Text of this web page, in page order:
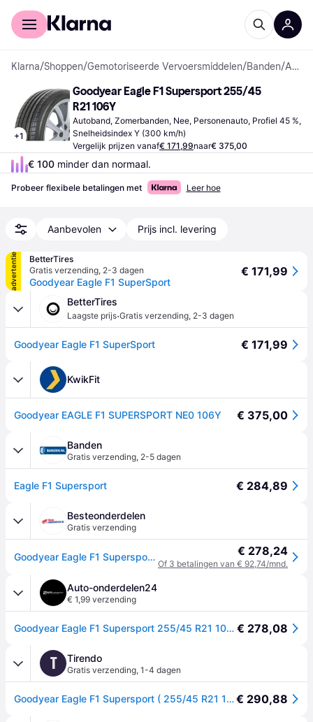
Voor shoppers
Klarna/Shoppen/Gemotoriseerde Vervoersmiddelen/Banden/ Autobanden
+1
Goodyear Eagle F1 Supersport 255/45
R21 106Y
Autoband, Zomerbanden, Nee, Personenauto, Profiel 45 %,
Snelheidsindex Y (300 km/h)
Vergelijk prijzen vanaf€ 171,99naar€ 375,00
€ 100 minder dan normaal.
Probeer flexibele betalingen met Leer hoe
Aanbevolen Prijs incl. levering
advertentie
BetterTires
Gratis verzending, 2-3 dagen
Goodyear Eagle F1 SuperSport
€ 171,99
BetterTires
Laagste prijs·Gratis verzending, 2-3 dagen
Goodyear Eagle F1 SuperSport € 171,99
KwikFit
Goodyear EAGLE F1 SUPERSPORT NE0 106Y € 375,00
Banden
Gratis verzending, 2-5 dagen
Eagle F1 Supersport € 284,89
Besteonderdelen
Gratis verzending
Goodyear Eagle F1 Supersport 255/45 R21 106Y personenwagen Zomerbanden Banden 580136 € 278,24
Of 3 betalingen van € 92,74/mnd.
Auto-onderdelen24
€ 1,99 verzending
Goodyear Eagle F1 Supersport 255/45 R21 106Y personenwagen Zomerbanden Banden 580136 € 278,08
T Tirendo
Gratis verzending, 1-4 dagen
Goodyear Eagle F1 Supersport ( 255/45 R21 106Y XL NE0 )€ 290,88